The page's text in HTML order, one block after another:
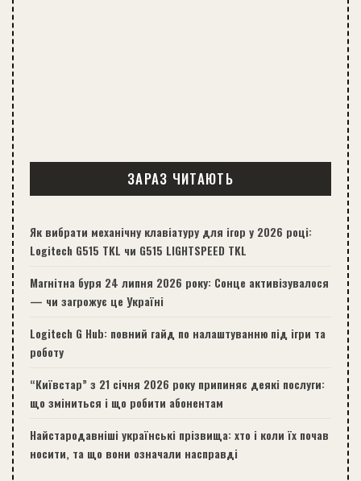
ЗАРАЗ ЧИТАЮТЬ
Як вибрати механічну клавіатуру для ігор у 2026 році:
Logitech G515 TKL чи G515 LIGHTSPEED TKL
Магнітна буря 24 липня 2026 року: Сонце активізувалося
— чи загрожує це Україні
Logitech G Hub: повний гайд по налаштуванню під ігри та
роботу
“Київстар” з 21 січня 2026 року припиняє деякі послуги:
що зміниться і що робити абонентам
Найстародавніші українські прізвища: хто і коли їх почав
носити, та що вони означали насправді